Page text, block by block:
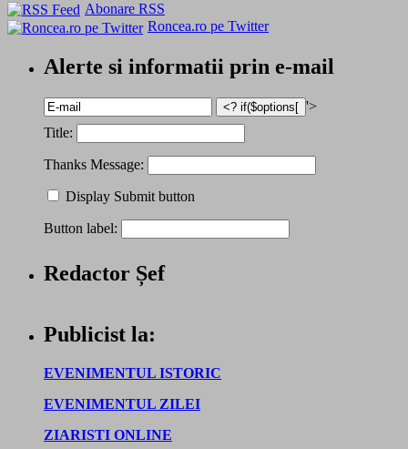
Abonare RSS
Roncea.ro pe Twitter
Alerte si informatii prin e-mail
'>
Title:
Thanks Message:
Display Submit button
Button label:
Redactor Șef
Publicist la:
EVENIMENTUL ISTORIC
EVENIMENTUL ZILEI
ZIARISTI ONLINE